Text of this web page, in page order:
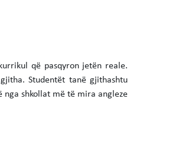
që pasqyron jetën reale.
Studentët tanë gjithashtu
nga shkollat më të mira angleze